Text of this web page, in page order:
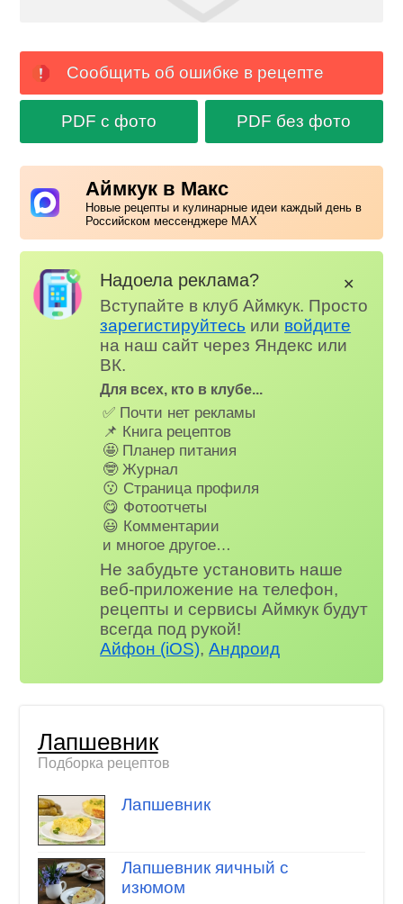
Сообщить об ошибке в рецепте
PDF с фото PDF без фото
Аймкук в Макс
Новые рецепты и кулинарные идеи каждый день в
Российском мессенджере MAX
Надоела реклама?
Вступайте в клуб Аймкук. Просто
зарегистируйтесь или войдите
на наш сайт через Яндекс или
ВК.
Для всех, кто в клубе...
✅ Почти нет рекламы
📌 Книга рецептов
🤩 Планер питания
🤓 Журнал
😗 Страница профиля
😋 Фотоотчеты
😃 Комментарии
и многое другое…
Не забудьте установить наше
веб-приложение на телефон,
рецепты и сервисы Аймкук будут
всегда под рукой!
Айфон (iOS),Андроид
✕
Лапшевник
Подборка рецептов
Лапшевник
Лапшевник яичный с
изюмом